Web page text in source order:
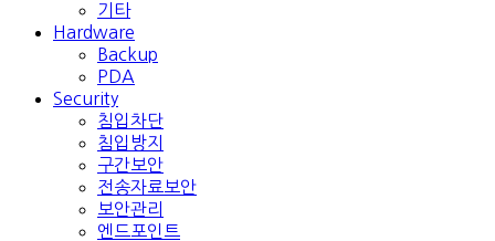
기타
Hardware
Backup
PDA
Security
침입차단
침입방지
구간보안
전송자료보안
보안관리
엔드포인트